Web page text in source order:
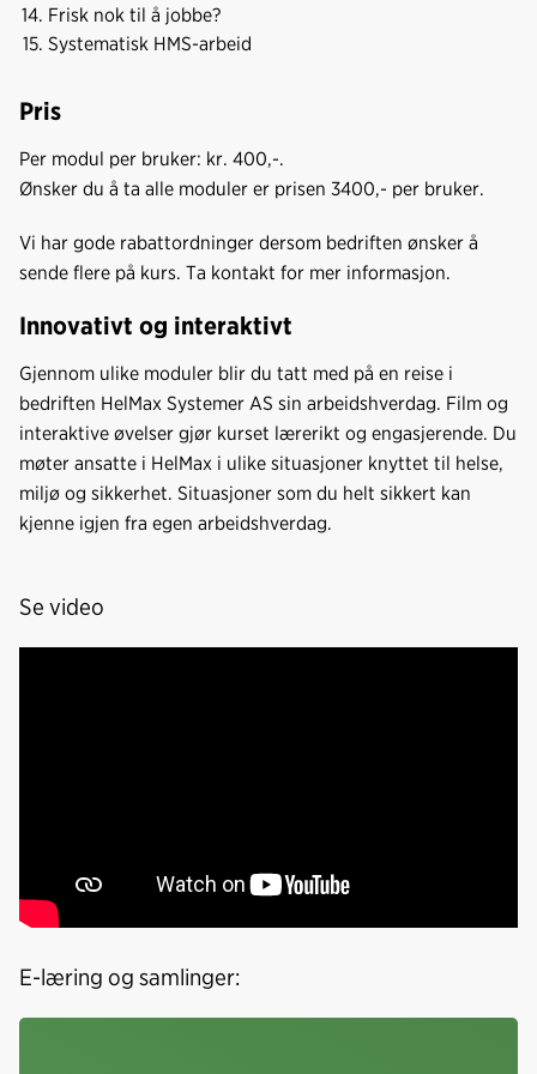
Frisk nok til å jobbe?
Systematisk HMS-arbeid
Pris
Per modul per bruker: kr. 400,-.
Ønsker du å ta alle moduler er prisen 3400,- per bruker.
Vi har gode rabattordninger dersom bedriften ønsker å
sende flere på kurs. Ta kontakt for mer informasjon.
Innovativt og interaktivt
Gjennom ulike moduler blir du tatt med på en reise i
bedriften HelMax Systemer AS sin arbeidshverdag. Film og
interaktive øvelser gjør kurset lærerikt og engasjerende. Du
møter ansatte i HelMax i ulike situasjoner knyttet til helse,
miljø og sikkerhet. Situasjoner som du helt sikkert kan
kjenne igjen fra egen arbeidshverdag.
Se video
E-læring og samlinger: